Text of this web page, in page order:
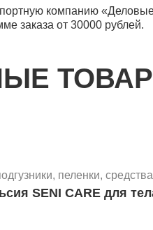
компанию
заказа от 30000 рублей.
пеленки,
SENI CARE для